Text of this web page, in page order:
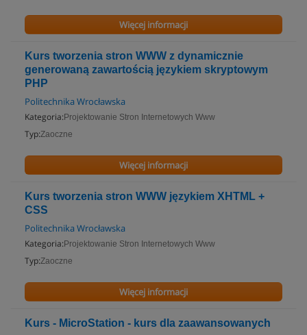
Więcej informacji
Kurs tworzenia stron WWW z dynamicznie
generowaną zawartością językiem skryptowym
PHP
Politechnika Wrocławska
Kategoria: Projektowanie Stron Internetowych Www
Typ:Zaoczne
Więcej informacji
Kurs tworzenia stron WWW językiem XHTML +
CSS
Politechnika Wrocławska
Kategoria: Projektowanie Stron Internetowych Www
Typ:Zaoczne
Więcej informacji
Kurs - MicroStation - kurs dla zaawansowanych